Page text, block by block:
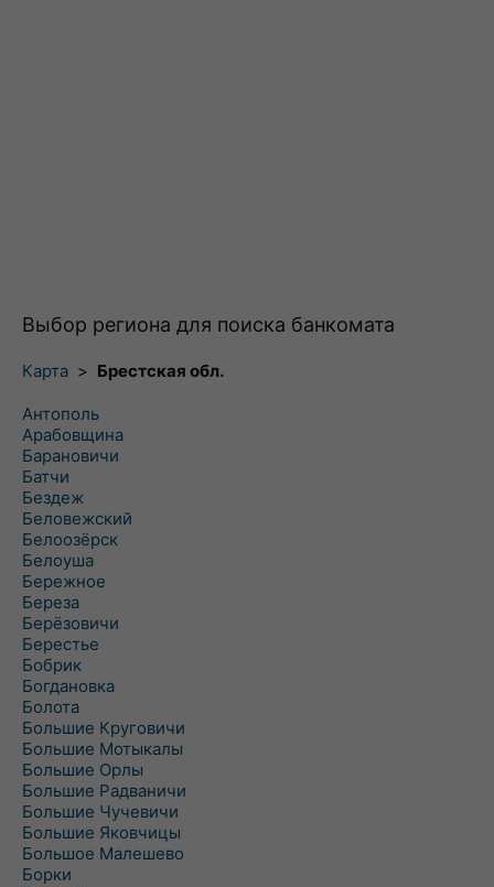
Выбор региона для поиска банкомата
Карта > Брестская обл.
Антополь
Арабовщина
Барановичи
Батчи
Бездеж
Беловежский
Белоозёрск
Белоуша
Бережное
Береза
Берёзовичи
Берестье
Бобрик
Богдановка
Болота
Большие Круговичи
Большие Мотыкалы
Большие Орлы
Большие Радваничи
Большие Чучевичи
Большие Яковчицы
Большое Малешево
Борки